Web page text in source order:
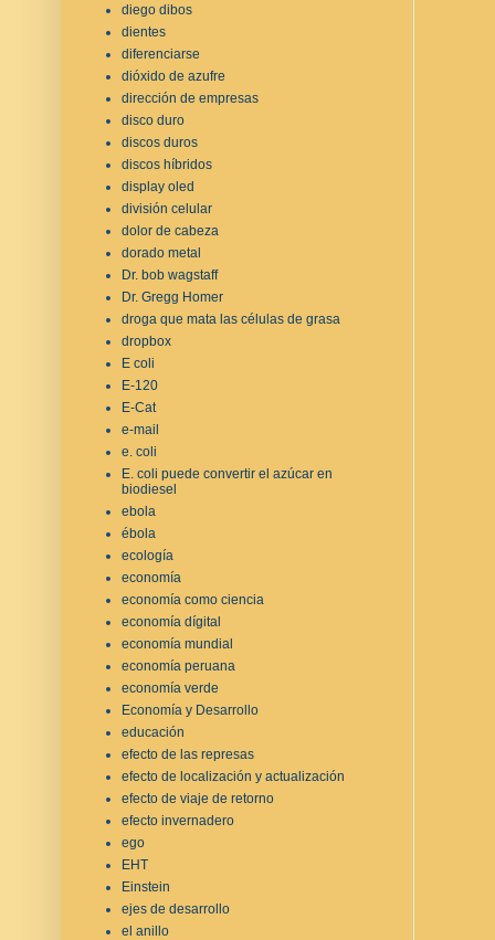
diego dibos
dientes
diferenciarse
dióxido de azufre
dirección de empresas
disco duro
discos duros
discos híbridos
display oled
división celular
dolor de cabeza
dorado metal
Dr. bob wagstaff
Dr. Gregg Homer
droga que mata las células de grasa
dropbox
E coli
E-120
E-Cat
e-mail
e. coli
E. coli puede convertir el azúcar en
biodiesel
ebola
ébola
ecología
economía
economía como ciencia
economía dígital
economía mundial
economía peruana
economía verde
Economía y Desarrollo
educación
efecto de las represas
efecto de localización y actualización
efecto de viaje de retorno
efecto invernadero
ego
EHT
Einstein
ejes de desarrollo
el anillo